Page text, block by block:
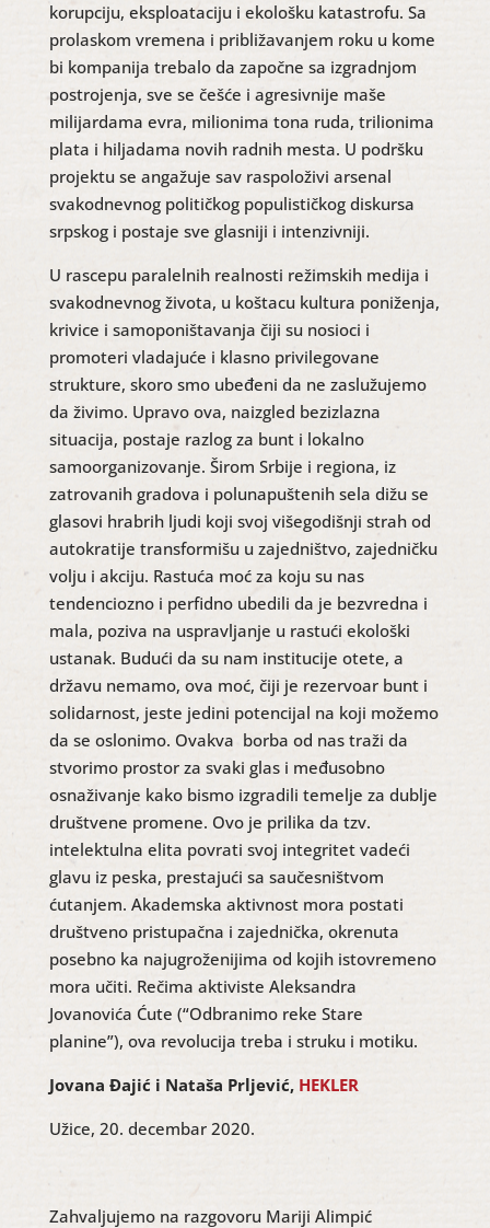
korupciju, eksploataciju i ekološku katastrofu. Sa
prolaskom vremena i približavanjem roku u kome
bi kompanija trebalo da započne sa izgradnjom
postrojenja, sve se češće i agresivnije maše
milijardama evra, milionima tona ruda, trilionima
plata i hiljadama novih radnih mesta. U podršku
projektu se angažuje sav raspoloživi arsenal
svakodnevnog političkog populističkog diskursa
srpskog i postaje sve glasniji i intenzivniji.
U rascepu paralelnih realnosti režimskih medija i
svakodnevnog života, u koštacu kultura poniženja,
krivice i samoponištavanja čiji su nosioci i
promoteri vladajuće i klasno privilegovane
strukture, skoro smo ubeđeni da ne zaslužujemo
da živimo. Upravo ova, naizgled bezizlazna
situacija, postaje razlog za bunt i lokalno
samoorganizovanje. Širom Srbije i regiona, iz
zatrovanih gradova i polunapuštenih sela dižu se
glasovi hrabrih ljudi koji svoj višegodišnji strah od
autokratije transformišu u zajedništvo, zajedničku
volju i akciju. Rastuća moć za koju su nas
tendenciozno i perfidno ubedili da je bezvredna i
mala, poziva na uspravljanje u rastući ekološki
ustanak. Budući da su nam institucije otete, a
državu nemamo, ova moć, čiji je rezervoar bunt i
solidarnost, jeste jedini potencijal na koji možemo
da se oslonimo. Ovakva borba od nas traži da
stvorimo prostor za svaki glas i međusobno
osnaživanje kako bismo izgradili temelje za dublje
društvene promene. Ovo je prilika da tzv.
intelektulna elita povrati svoj integritet vadeći
glavu iz peska, prestajući sa saučesništvom
ćutanjem. Akademska aktivnost mora postati
društveno pristupačna i zajednička, okrenuta
posebno ka najugroženijima od kojih istovremeno
mora učiti. Rečima aktiviste Aleksandra
Jovanovića Ćute (“Odbranimo reke Stare
planine”), ova revolucija treba i struku i motiku.
Jovana Đajić i Nataša Prljević, HEKLER
Užice, 20. decembar 2020.
Zahvaljujemo na razgovoru Mariji Alimpić